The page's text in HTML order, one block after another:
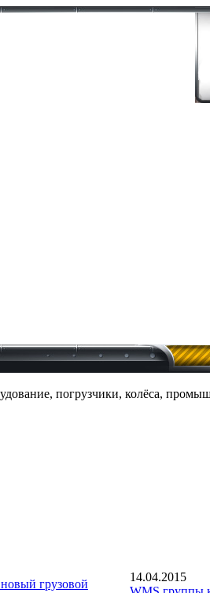
погрузчики, колёса,
грузовой
14.04.2015